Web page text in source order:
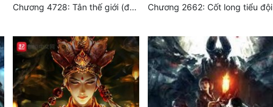
Chương 4728: Tân thế giới (đại kết cục) (10)
Chương 2662: Cốt long tiểu đội